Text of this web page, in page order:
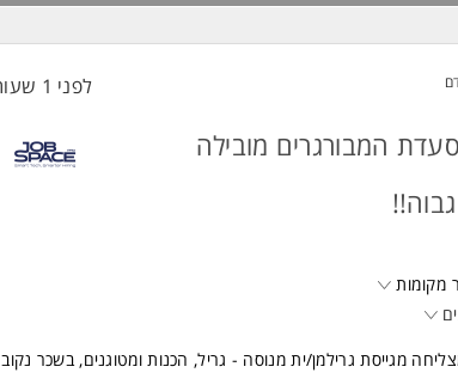
לפני 1 שעות
המבורגרים מובילה
מקומות
מגייסת גרילמן/ית מנוסה - גריל, הכנות ומטוגנים, בשכר נקוב